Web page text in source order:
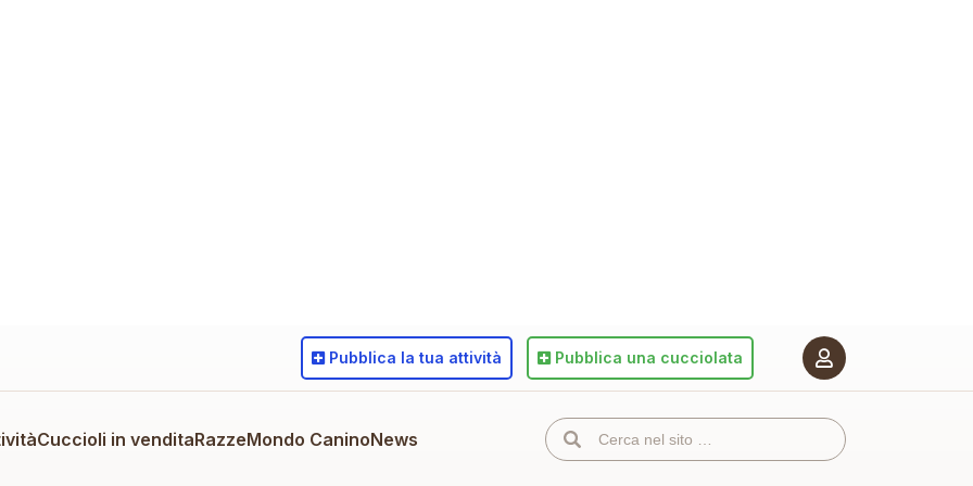
Cuccioli in venditaRazzeMondo CaninoNews
Pubblica la tua attività Pubblica una cucciolata